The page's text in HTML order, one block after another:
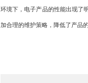
环境下，电子产品的性能出现了
加合理的维护策略，降低了产品